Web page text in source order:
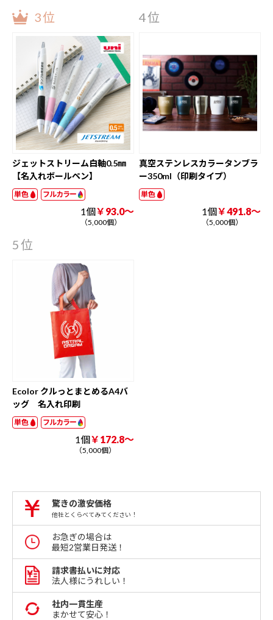
3位
ジェットストリーム白軸0.5㎜
【名入れボールペン】
単色 フルカラー
1個￥93.0～
（5,000個）
4位
真空ステンレスカラータンブラ
ー350ml（印刷タイプ）
単色
1個￥491.8～
（5,000個）
5位
Ecolor クルっとまとめるA4バ
ッグ 名入れ印刷
単色 フルカラー
1個￥172.8～
（5,000個）
驚きの激安価格
他社とくらべてみてください！
お急ぎの場合は
最短2営業日発送！
請求書払いに対応
法人様にうれしい！
社内一貫生産
まかせて安心！